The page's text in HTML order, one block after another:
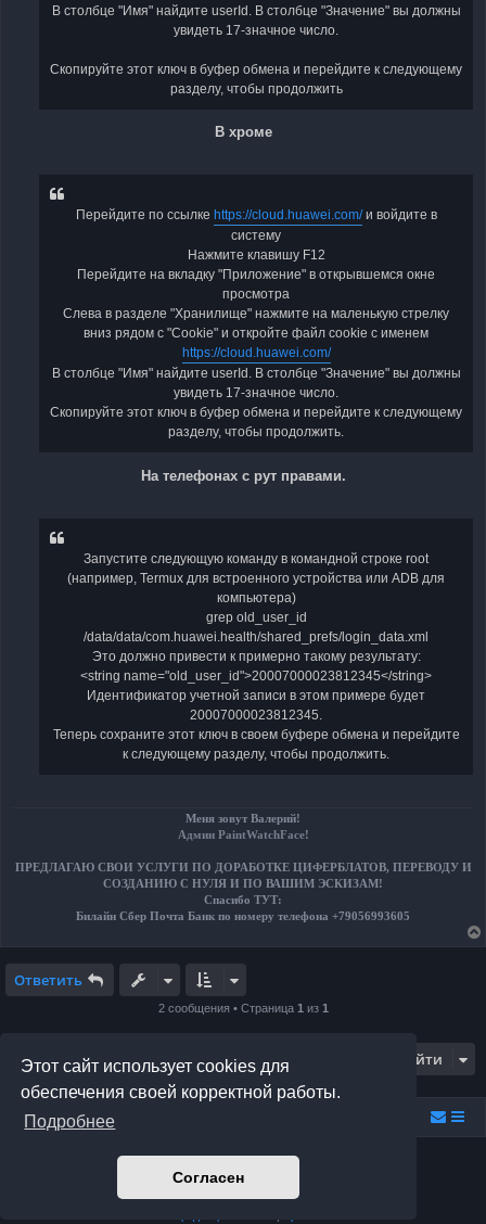
Этот сайт использует cookies для
обеспечения своей корректной работы.
Подробнее
Согласен
В столбце "Имя" найдите userId. В столбце "Значение" вы должны
увидеть 17-значное число.
Скопируйте этот ключ в буфер обмена и перейдите к следующему
разделу, чтобы продолжить
В хроме
Перейдите по ссылке https://cloud.huawei.com/и войдите в
систему
Нажмите клавишу F12
Перейдите на вкладку "Приложение" в открывшемся окне
просмотра
Слева в разделе "Хранилище" нажмите на маленькую стрелку
вниз рядом с "Cookie" и откройте файл cookie с именем
https://cloud.huawei.com/
В столбце "Имя" найдите userId. В столбце "Значение" вы должны
увидеть 17-значное число.
Скопируйте этот ключ в буфер обмена и перейдите к следующему
разделу, чтобы продолжить.
На телефонах с рут правами.
Запустите следующую команду в командной строке root
(например, Termux для встроенного устройства или ADB для
компьютера)
grep old_user_id
/data/data/com.huawei.health/shared_prefs/login_data.xml
Это должно привести к примерно такому результату:
<string name="old_user_id">20007000023812345</string>
Идентификатор учетной записи в этом примере будет
20007000023812345.
Теперь сохраните этот ключ в своем буфере обмена и перейдите
к следующему разделу, чтобы продолжить.
Меня зовут Валерий!
Админ PaintWatchFace!
ПРЕДЛАГАЮ СВОИ УСЛУГИ ПО ДОРАБОТКЕ ЦИФЕРБЛАТОВ, ПЕРЕВОДУ И
СОЗДАНИЮ С НУЛЯ И ПО ВАШИМ ЭСКИЗАМ!
Спасибо ТУТ:
Билайн Сбер Почта Банк по номеру телефона +79056993605
Ответить
2 сообщения • Страница 1 из 1
Перейти
Relax.F.Studio
Создано на основеphpBB® Forum Software © phpBB Limited
Prosilver Dark Edition by
Русская поддержка phpBB